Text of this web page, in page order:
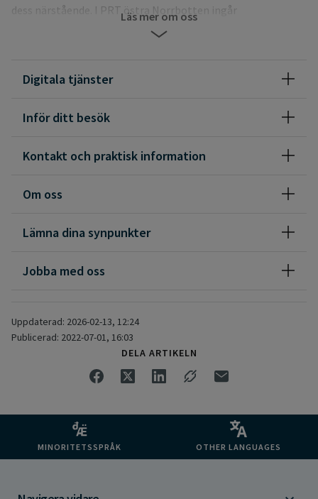
dess närstående. I PRT östra Norrbotten ingår
sjuksköterskor samt läkare på deltid. Fysioterapeut,
Vid frågor kontakta oss per telefon:
0923-761 29
Läs mer om oss
Digitala tjänster
Inför ditt besök
Kontakt och praktisk information
Om oss
Lämna dina synpunkter
Jobba med oss
Uppdaterad: 2026-02-13, 12:24
Publicerad: 2022-07-01, 16:03
DELA ARTIKELN
MINORITETSSPRÅK OTHER LANGUAGES